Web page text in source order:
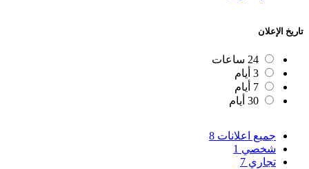
تاريخ الإعلان
24 ساعات
3 أيام
7 أيام
30 أيام
جميع اعلانات 8
شخصي 1
تجاري 7